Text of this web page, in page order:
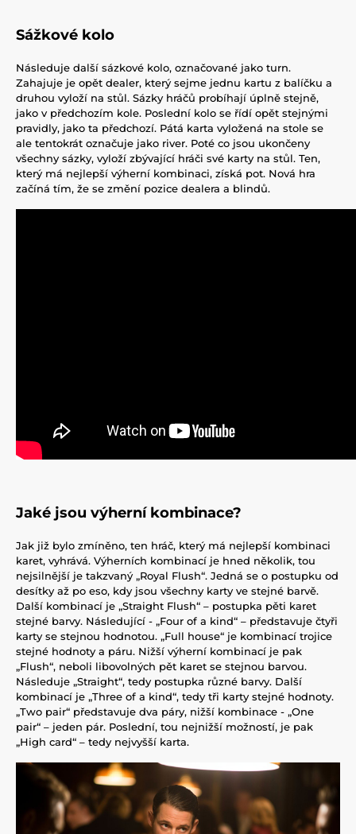
Sážkové kolo
Následuje další sázkové kolo, označované jako turn.
Zahajuje je opět dealer, který sejme jednu kartu z balíčku a
druhou vyloží na stůl. Sázky hráčů probíhají úplně stejně,
jako v předchozím kole. Poslední kolo se řídí opět stejnými
pravidly, jako ta předchozí. Pátá karta vyložená na stole se
ale tentokrát označuje jako river. Poté co jsou ukončeny
všechny sázky, vyloží zbývající hráči své karty na stůl. Ten,
který má nejlepší výherní kombinaci, získá pot. Nová hra
začíná tím, že se změní pozice dealera a blindů.
Jaké jsou výherní kombinace?
Jak již bylo zmíněno, ten hráč, který má nejlepší kombinaci
karet, vyhrává. Výherních kombinací je hned několik, tou
nejsilnější je takzvaný „Royal Flush“. Jedná se o postupku od
desítky až po eso, kdy jsou všechny karty ve stejné barvě.
Další kombinací je „Straight Flush“ – postupka pěti karet
stejné barvy. Následující - „Four of a kind“ – představuje čtyři
karty se stejnou hodnotou. „Full house“ je kombinací trojice
stejné hodnoty a páru. Nižší výherní kombinací je pak
„Flush“, neboli libovolných pět karet se stejnou barvou.
Následuje „Straight“, tedy postupka různé barvy. Další
kombinací je „Three of a kind“, tedy tři karty stejné hodnoty.
„Two pair“ představuje dva páry, nižší kombinace - „One
pair“ – jeden pár. Poslední, tou nejnižší možností, je pak
„High card“ – tedy nejvyšší karta.